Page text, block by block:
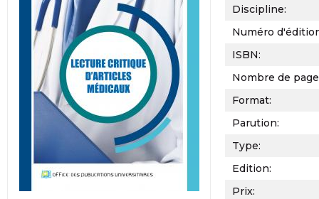
Discipline:
Numéro
ISBN:
Nombre de
Format:
Parution:
Type:
Edition:
Prix: